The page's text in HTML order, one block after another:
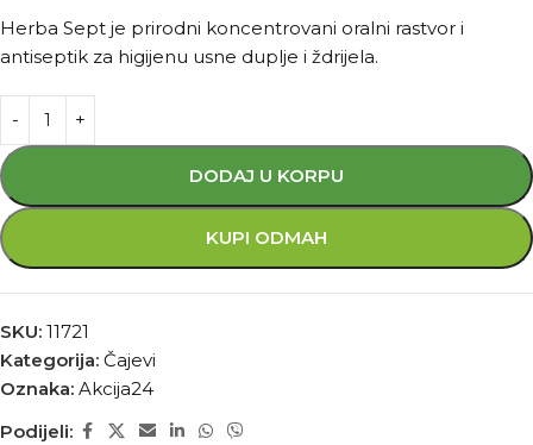
Herba Sept je prirodni koncentrovani oralni rastvor i
antiseptik za higijenu usne duplje i ždrijela.
DODAJ U KORPU
KUPI ODMAH
SKU: 11721
Kategorija: Čajevi
Oznaka: Akcija24
Podijeli: